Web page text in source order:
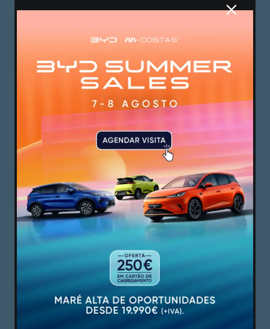
psicologicamente, por isso tenho que tolerar
alguns comportamentos. Aqui temos que ter uma
componente humana diferente. Também nisso
tento dar o meu melhor todos os dias. Todos os
dias damos o nosso melhor, até porque eu tenho
sempre um voo para casa, a cada dois meses, e
estou com a minha família, nessa grande cidade,
e é completamente diferente. Quando estou aqui,
estou de corpo e alma porque estas pessoas não
têm a oportunidade que eu tenho.
MG: Sente que também é essa a sua missão?
Passar essa mensagem para o outro lado?
DD: Sempre. É nosso dever de todos enquanto
cidadãos tentar esclarecer o máximo possível os
próximos. No período da história da velocidade
em que vivemos, com a velocidade da internet,
com as notícias falsas, com toda esta